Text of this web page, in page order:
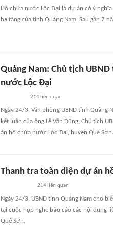
Hồ chứa nước Lộc Đại là dự án có ý
hạ tầng của tỉnh Quảng Nam. Sau gần 7
Quảng Nam: Chủ tịch
nước Lộc Đại
214 liên quan
Ngày 24/3, Văn phòng UBND tỉnh Quảng
kết luận của ông Lê Văn Dũng, Chủ tịch
án hồ chứa nước Lộc Đại, huyện Quế Sơn.
Thanh tra toàn diện dự án
214liên quan
Ngày 24/3, UBND tỉnh Quảng Nam cho
tại cuộc họp nghe báo cáo các nội dung
Quế Sơn.